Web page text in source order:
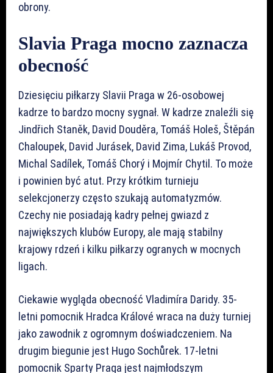
obrony.
Slavia Praga mocno zaznacza
obecność
Dziesięciu piłkarzy Slavii Praga w 26-osobowej
kadrze to bardzo mocny sygnał. W kadrze znaleźli się
Jindřich Staněk, David Douděra, Tomáš Holeš, Štěpán
Chaloupek, David Jurásek, David Zima, Lukáš Provod,
Michal Sadílek, Tomáš Chorý i Mojmír Chytil. To może
i powinien być atut. Przy krótkim turnieju
selekcjonerzy często szukają automatyzmów.
Czechy nie posiadają kadry pełnej gwiazd z
największych klubów Europy, ale mają stabilny
krajowy rdzeń i kilku piłkarzy ogranych w mocnych
ligach.
Ciekawie wygląda obecność Vladimíra Daridy. 35-
letni pomocnik Hradca Králové wraca na duży turniej
jako zawodnik z ogromnym doświadczeniem. Na
drugim biegunie jest Hugo Sochůrek. 17-letni
pomocnik Sparty Praga jest najmłodszym